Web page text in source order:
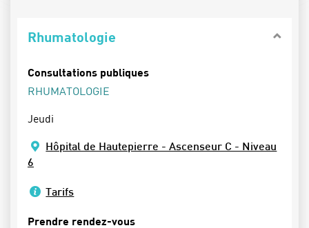
Rhumatologie
Consultations publiques
RHUMATOLOGIE
Jeudi
Hôpital de Hautepierre - Ascenseur C - Niveau
6
Tarifs
Prendre rendez-vous